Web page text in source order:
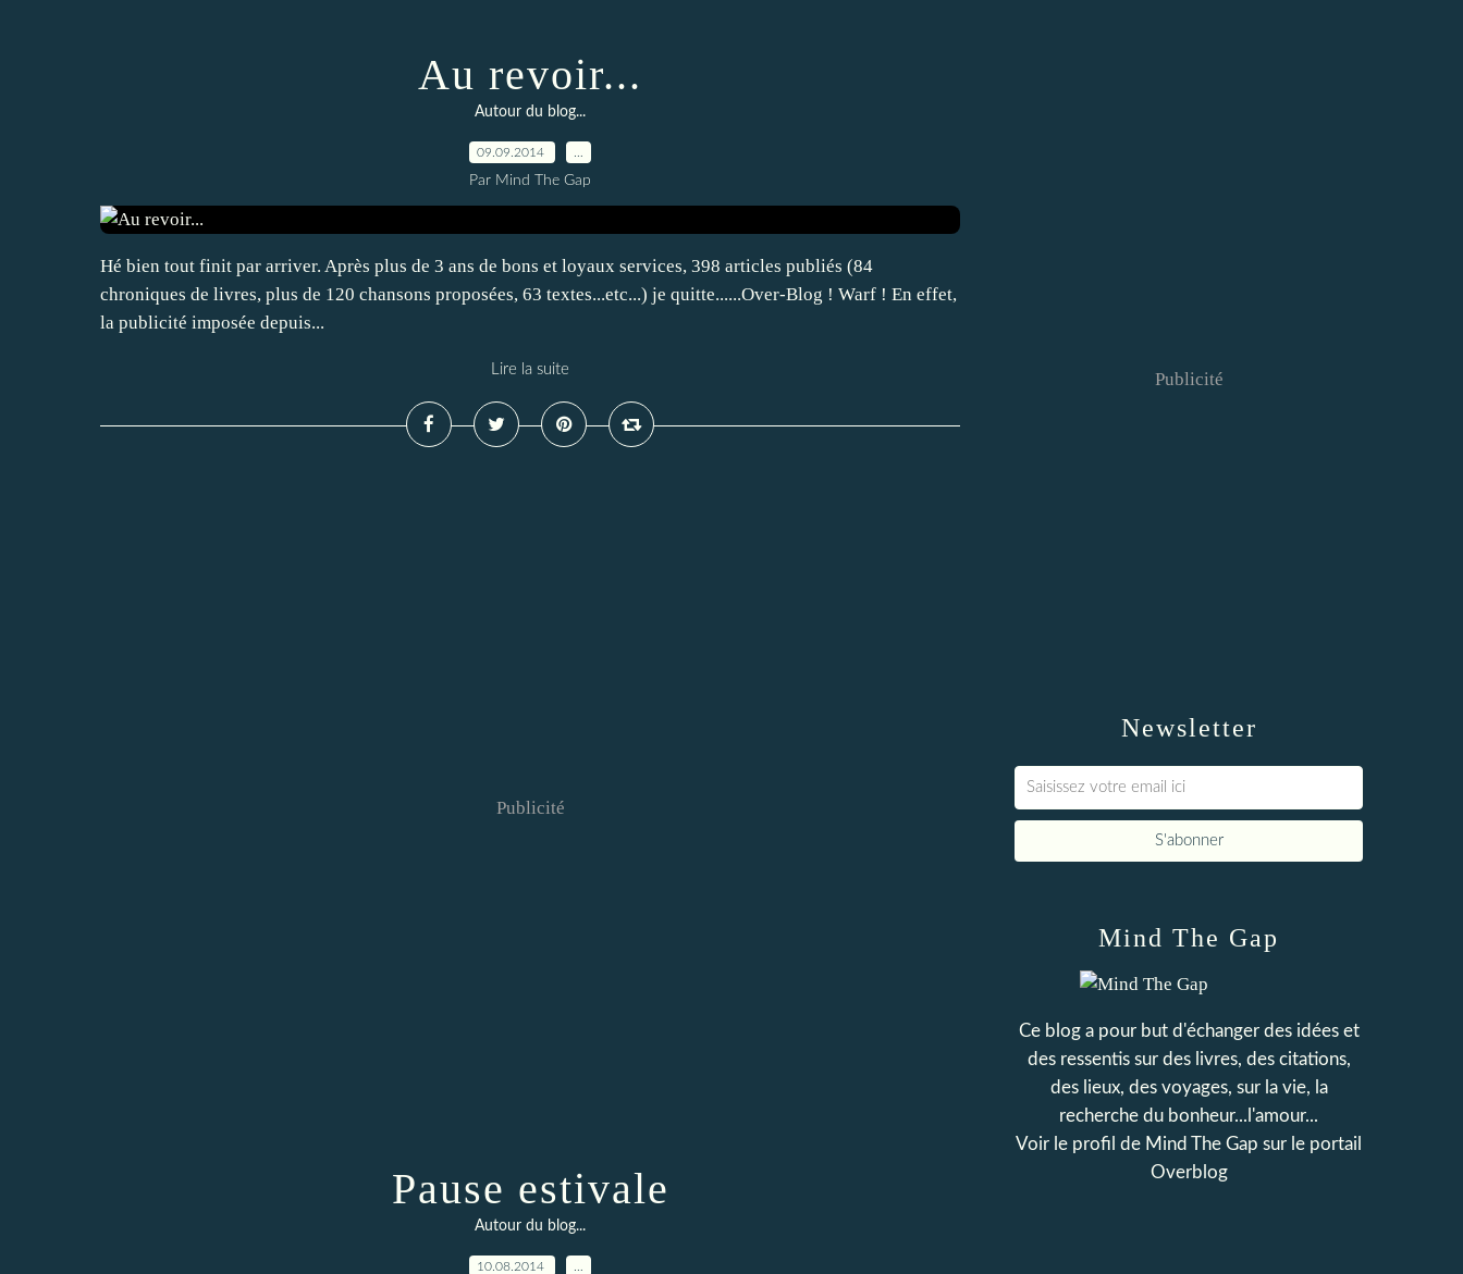
Au revoir...
Autour du blog...
09.09.2014
Par Mind The Gap
Hé bien tout finit par arriver. Après plus de 3 ans de bons et loyaux services, 398 articles publiés (84
chroniques de livres, plus de 120 chansons proposées, 63 textes...etc...) je quitte......Over-Blog ! Warf ! En effet,
la publicité imposée depuis...
Lire la suite
Publicité
Pause estivale
Autour du blog...
10.08.2014
Newsletter
Publicité
Mind The Gap
Ce blog a pour but d'échanger des idées et
des ressentis sur des livres, des citations,
des lieux, des voyages, sur la vie, la
recherche du bonheur...l'amour...
Voir le profil de Mind The Gap sur le portail
Overblog